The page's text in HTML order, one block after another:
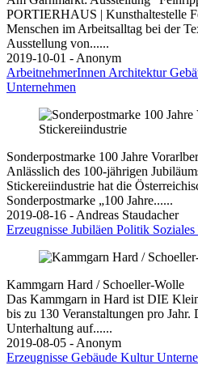
PORTIERHAUS | Kunsthaltestelle
Menschen im Arbeitsalltag bei der
Ausstellung von......
2019-10-01 - Anonym
ArbeitnehmerInnen Architektur
Unternehmen
Sonderpostmarke 100 Jahre
Anlässlich des 100-jährigen
Stickereiindustrie hat die
Sonderpostmarke „100 Jahre......
2019-08-16 - Andreas Staudacher
Erzeugnisse Jubiläen Politik Soziales
Kammgarn Hard / Schoeller-Wolle
Das Kammgarn in Hard ist DIE
bis zu 130 Veranstaltungen pro
Unterhaltung auf......
2019-08-05 - Anonym
Erzeugnisse Gebäude Kultur